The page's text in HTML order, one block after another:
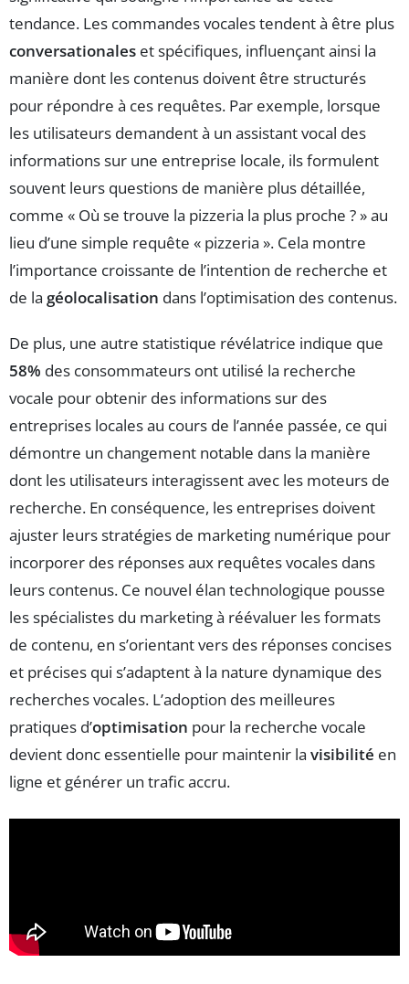
tendance. Les commandes vocales tendent à être plus
conversationales et spécifiques, influençant ainsi la
manière dont les contenus doivent être structurés
pour répondre à ces requêtes. Par exemple, lorsque
les utilisateurs demandent à un assistant vocal des
informations sur une entreprise locale, ils formulent
souvent leurs questions de manière plus détaillée,
comme « Où se trouve la pizzeria la plus proche ? » au
lieu d’une simple requête « pizzeria ». Cela montre
l’importance croissante de l’intention de recherche et
de la géolocalisation dans l’optimisation des contenus.
De plus, une autre statistique révélatrice indique que
58% des consommateurs ont utilisé la recherche
vocale pour obtenir des informations sur des
entreprises locales au cours de l’année passée, ce qui
démontre un changement notable dans la manière
dont les utilisateurs interagissent avec les moteurs de
recherche. En conséquence, les entreprises doivent
ajuster leurs stratégies de marketing numérique pour
incorporer des réponses aux requêtes vocales dans
leurs contenus. Ce nouvel élan technologique pousse
les spécialistes du marketing à réévaluer les formats
de contenu, en s’orientant vers des réponses concises
et précises qui s’adaptent à la nature dynamique des
recherches vocales. L’adoption des meilleures
pratiques d’optimisation pour la recherche vocale
devient donc essentielle pour maintenir la visibilité en
ligne et générer un trafic accru.